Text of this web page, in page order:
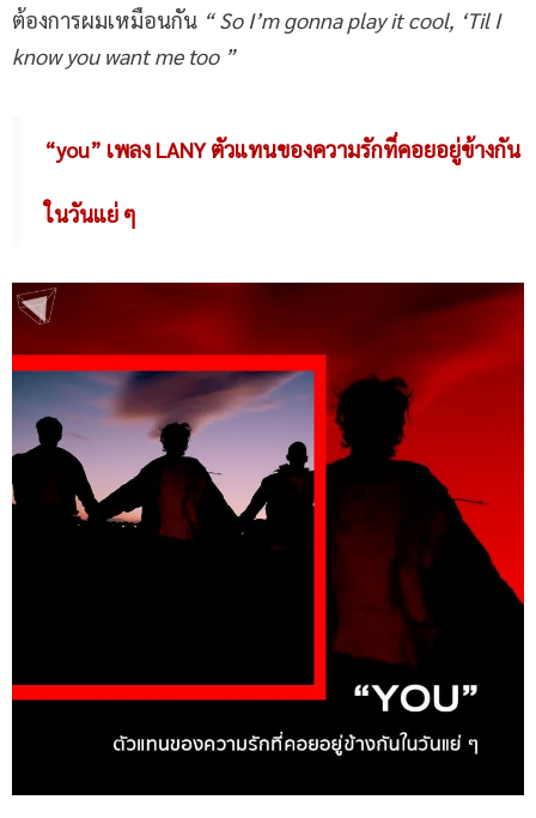
ต้องการผมเหมือนกัน “ So I’m gonna play it cool, ‘Til I
know you want me too ”
“you” เพลง LANY ตัวแทนของความรักที่คอยอยู่ข้างกัน
ในวันแย่ ๆ